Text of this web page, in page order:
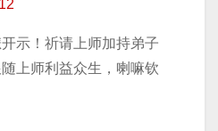
示！祈请上师加持弟子
上师利益众生，喇嘛钦